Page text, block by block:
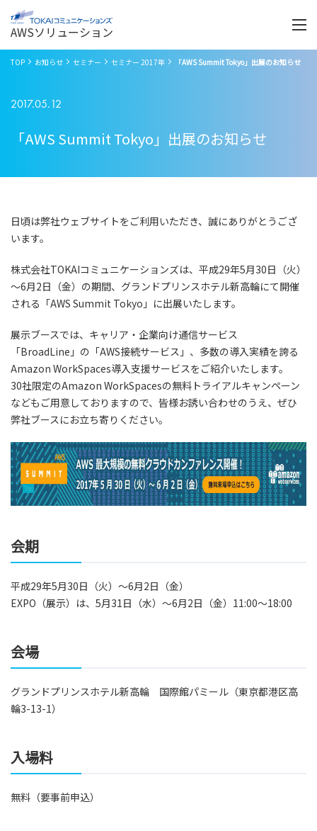
AWSソリューション
く
TOP お知らせ セミナー セミナー 2017年 「AWS Summit Tokyo」出展のお知らせ
2017.05.12
「AWS Summit Tokyo」出展のお知らせ
日頃は弊社ウェブサイトをご利用いただき、誠にありがとうござ
います。
株式会社TOKAIコミュニケーションズは、平成29年5月30日（火）
～6月2日（金）の期間、グランドプリンスホテル新高輪にて開催
される「AWS Summit Tokyo」に出展いたします。
展示ブースでは、キャリア・企業向け通信サービス
「BroadLine」の「AWS接続サービス」、多数の導入実績を誇る
Amazon WorkSpaces導入支援サービスをご紹介いたします。
30社限定のAmazon WorkSpacesの無料トライアルキャンペーン
などもご用意しておりますので、皆様お誘い合わせのうえ、ぜひ
弊社ブースにお立ち寄りください。
会期
平成29年5月30日（火）～6月2日（金）
EXPO（展示）は、5月31日（水）～6月2日（金）11:00～18:00
会場
グランドプリンスホテル新高輪 国際館パミール（東京都港区高
輪3-13-1）
入場料
無料（要事前申込）